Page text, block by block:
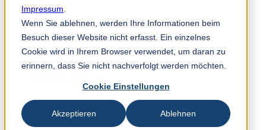
Impressum
Wenn Sie ablehnen, werden Ihre Informationen beim
Besuch dieser Website nicht erfasst. Ein einzelnes
Cookie wird in Ihrem Browser verwendet, um daran zu
erinnern, dass Sie nicht nachverfolgt werden möchten.
Cookie Einstellungen
Akzeptieren Ablehnen
Shanghai TKM Trading Co. Ltd.
Suite 8004,
887 Middle Huaihai Road,
Yongxin Mansion,
Shanghai, China